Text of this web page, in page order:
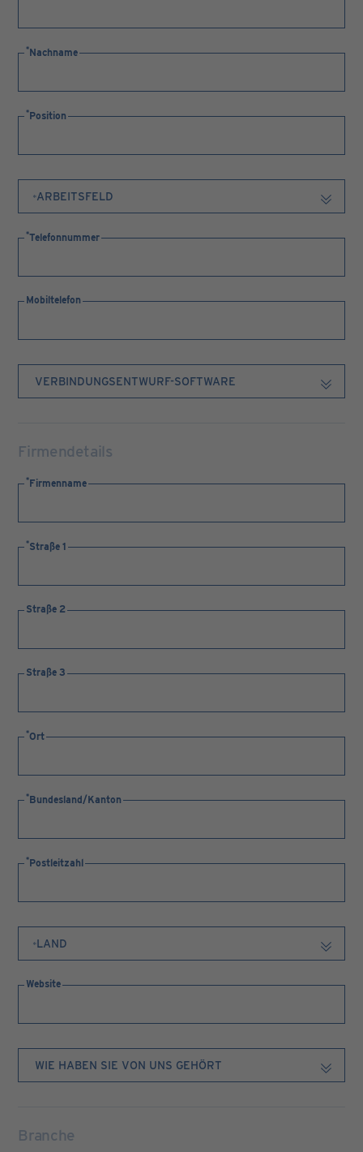
Nachname
Position
Telefonnummer
Mobiltelefon
Firmendetails
Firmenname
Straße 1
Straße 2
Straße 3
Ort
Bundesland/Kanton
Postleitzahl
Website
Branche